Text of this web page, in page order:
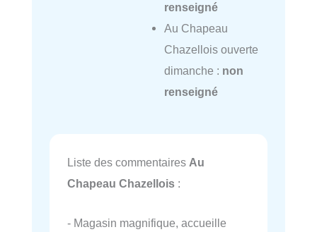
renseigné
Au Chapeau
Chazellois ouverte
dimanche : non
renseigné
Liste des commentaires Au
Chapeau Chazellois :
- Magasin magnifique, accueille